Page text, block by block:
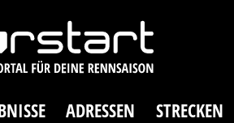
ADRESSEN STRECKEN